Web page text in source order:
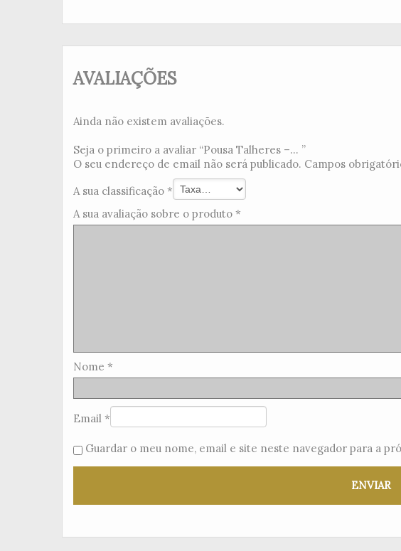
AVALIAÇÕES
Ainda não existem avaliações.
Seja o primeiro a avaliar “Pousa Talheres –... ”
O seu endereço de email não será publicado. Campos
A sua classificação *
A sua avaliação sobre o produto *
Nome *
Email *
Guardar o meu nome, email e site neste navegador para a